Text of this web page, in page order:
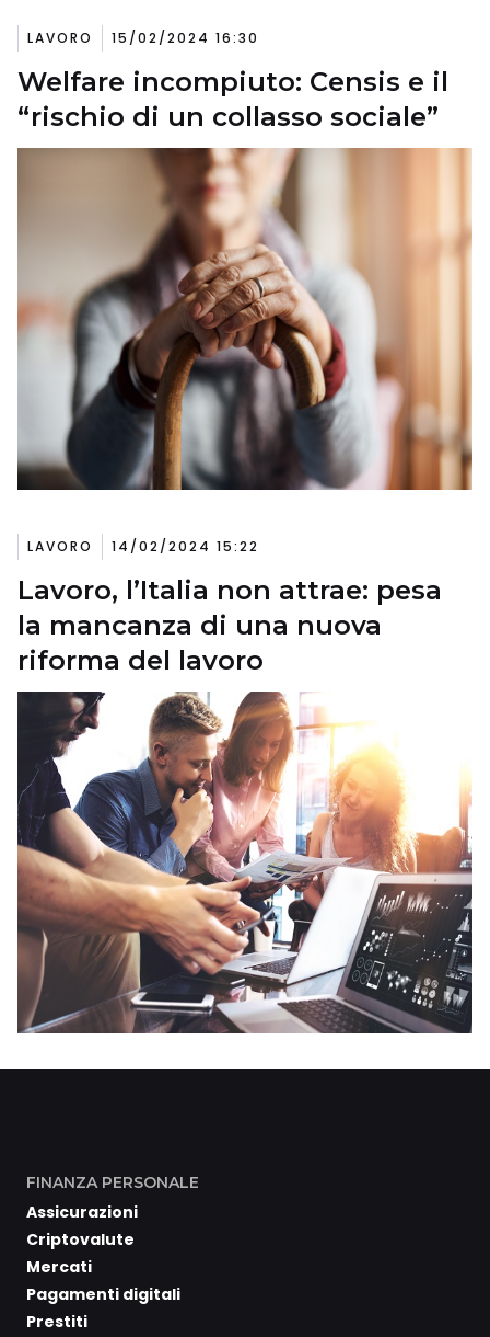
LAVORO 15/02/2024 16:30
Welfare incompiuto: Censis e il
“rischio di un collasso sociale”
LAVORO 14/02/2024 15:22
Lavoro, l’Italia non attrae: pesa
la mancanza di una nuova
riforma del lavoro
FINANZA PERSONALE
Assicurazioni
Criptovalute
Mercati
Pagamenti digitali
Prestiti